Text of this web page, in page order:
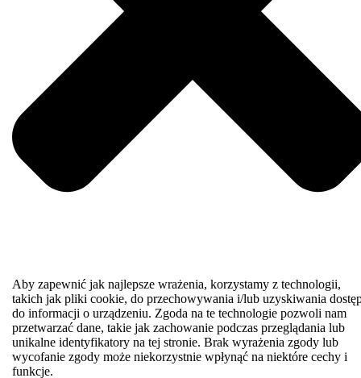
Aby zapewnić jak najlepsze wrażenia, korzystamy z technologii,
takich jak pliki cookie, do przechowywania i/lub uzyskiwania
do informacji o urządzeniu. Zgoda na te technologie pozwoli nam
przetwarzać dane, takie jak zachowanie podczas przeglądania lub
unikalne identyfikatory na tej stronie. Brak wyrażenia zgody lub
wycofanie zgody może niekorzystnie wpłynąć na niektóre cechy i
funkcje.